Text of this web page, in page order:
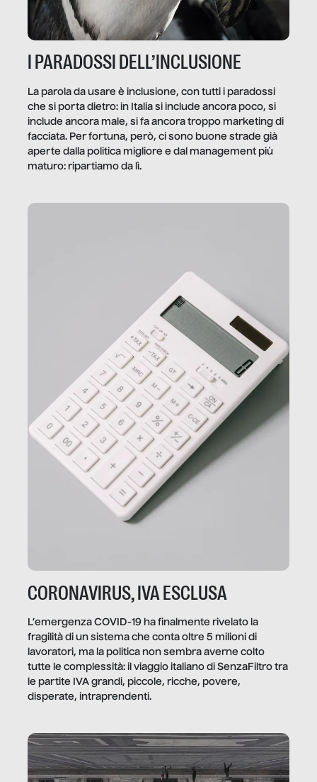
I PARADOSSI DELL’INCLUSIONE
La parola da usare è inclusione, con tutti i paradossi
che si porta dietro: in Italia si include ancora poco, si
include ancora male, si fa ancora troppo marketing di
facciata. Per fortuna, però, ci sono buone strade già
aperte dalla politica migliore e dal management più
maturo: ripartiamo da lì.
CORONAVIRUS, IVA ESCLUSA
L’emergenza COVID-19 ha finalmente rivelato la
fragilità di un sistema che conta oltre 5 milioni di
lavoratori, ma la politica non sembra averne colto
tutte le complessità: il viaggio italiano di SenzaFiltro tra
le partite IVA grandi, piccole, ricche, povere,
disperate, intraprendenti.